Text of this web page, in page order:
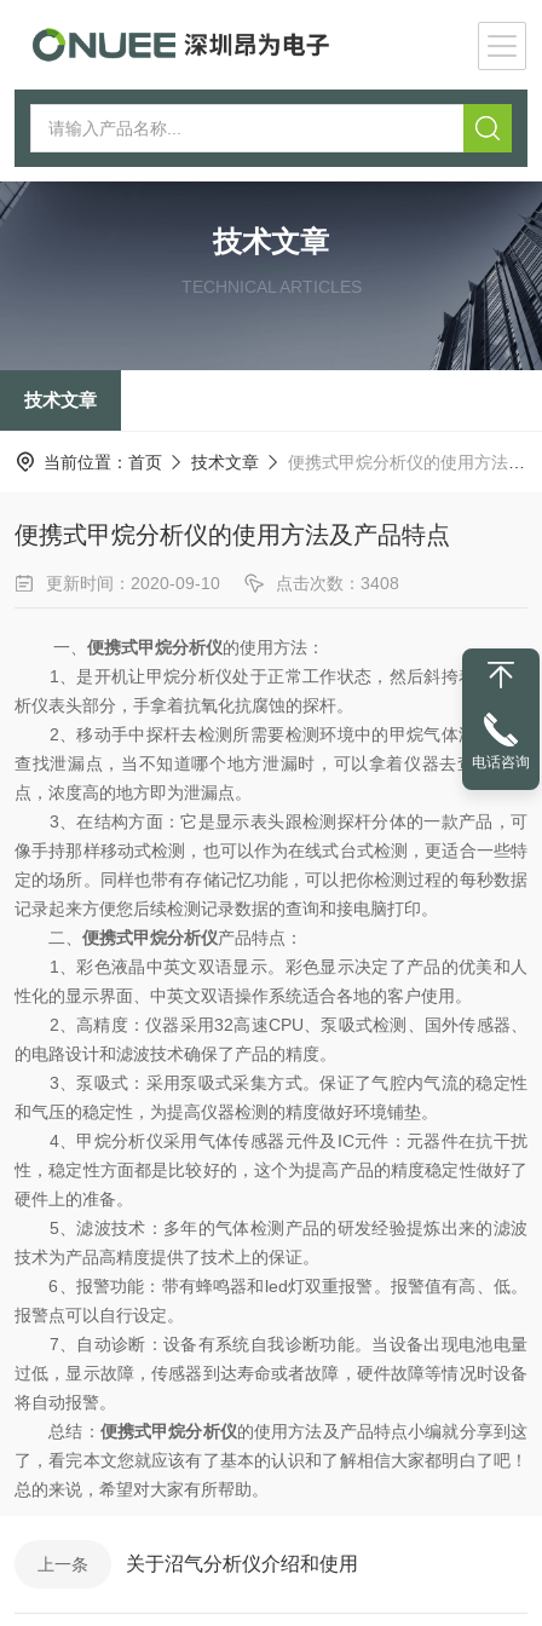
技术文章
TECHNICAL ARTICLES
技术文章
当前位置： 首页 技术文章 便携式甲烷分析仪的使用方法及产品特点
便携式甲烷分析仪的使用方法及产品特点
更新时间：2020-09-10 点击次数：3408
一、 便携式甲烷分析仪的使用方法：
1、是开机让甲烷分析仪处于正常工作状态，然后斜挎着甲烷分
析仪表头部分，手拿着抗氧化抗腐蚀的探杆。
2、移动手中探杆去检测所需要检测环境中的甲烷气体浓度。如
查找泄漏点，当不知道哪个地方泄漏时，可以拿着仪器去查找泄漏
点，浓度高的地方即为泄漏点。
3、在结构方面：它是显示表头跟检测探杆分体的一款产品，可
像手持那样移动式检测，也可以作为在线式台式检测，更适合一些特
定的场所。同样也带有存储记忆功能，可以把你检测过程的每秒数据
记录起来方便您后续检测记录数据的查询和接电脑打印。
二、 便携式甲烷分析仪产品特点：
1、彩色液晶中英文双语显示。彩色显示决定了产品的优美和人
性化的显示界面、中英文双语操作系统适合各地的客户使用。
2、高精度：仪器采用32高速CPU、泵吸式检测、国外传感器、
的电路设计和滤波技术确保了产品的精度。
3、泵吸式：采用泵吸式采集方式。保证了气腔内气流的稳定性
和气压的稳定性，为提高仪器检测的精度做好环境铺垫。
4、甲烷分析仪采用气体传感器元件及IC元件：元器件在抗干扰
性，稳定性方面都是比较好的，这个为提高产品的精度稳定性做好了
硬件上的准备。
5、滤波技术：多年的气体检测产品的研发经验提炼出来的滤波
技术为产品高精度提供了技术上的保证。
6、报警功能：带有蜂鸣器和led灯双重报警。报警值有高、低。
报警点可以自行设定。
7、自动诊断：设备有系统自我诊断功能。当设备出现电池电量
过低，显示故障，传感器到达寿命或者故障，硬件故障等情况时设备
将自动报警。
总结： 便携式甲烷分析仪的使用方法及产品特点小编就分享到这
了，看完本文您就应该有了基本的认识和了解相信大家都明白了吧！
总的来说，希望对大家有所帮助。
上一条 关于沼气分析仪介绍和使用
电话咨询